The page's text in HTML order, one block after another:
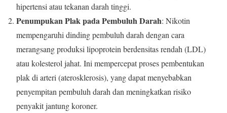
hipertensi atau tekanan darah tinggi.
Penumpukan Plak pada Pembuluh Darah: Nikotin
mempengaruhi dinding pembuluh darah dengan cara
merangsang produksi lipoprotein berdensitas rendah (LDL)
atau kolesterol jahat. Ini mempercepat proses pembentukan
plak di arteri (aterosklerosis), yang dapat menyebabkan
penyempitan pembuluh darah dan meningkatkan risiko
penyakit jantung koroner.